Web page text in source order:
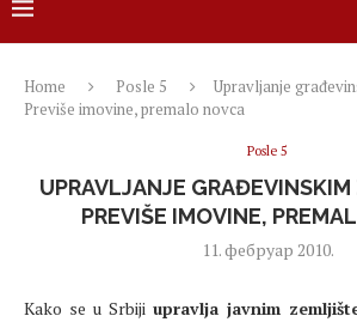
Home Posle 5
Upravljanje
Previše imovine, premalo novca
Posle 5
UPRAVLJANJE
PREVIŠE IMOVINE,
11. фебруар 2010.
Kako se u Srbiji upravlja javnim